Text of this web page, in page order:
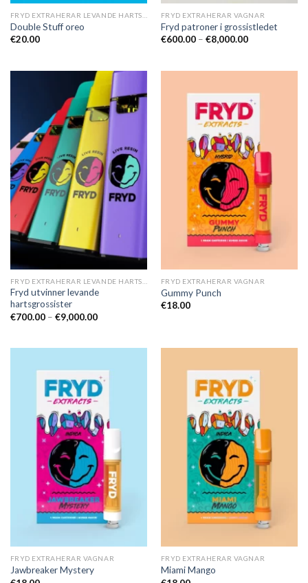
Double Stuff oreo
€20.00
FRYD EXTRAHERAR VAGNAR
Fryd patroner i grossistledet
€600.00 – €8,000.00Prisintervall:
Fryd utvinner levande
hartsgrossister
€700.00 – €9,000.00Prisintervall:
FRYD EXTRAHERAR VAGNAR
Gummy Punch
€18.00
FRYD EXTRAHERAR VAGNAR
Jawbreaker Mystery
FRYD EXTRAHERAR VAGNAR
Miami Mango